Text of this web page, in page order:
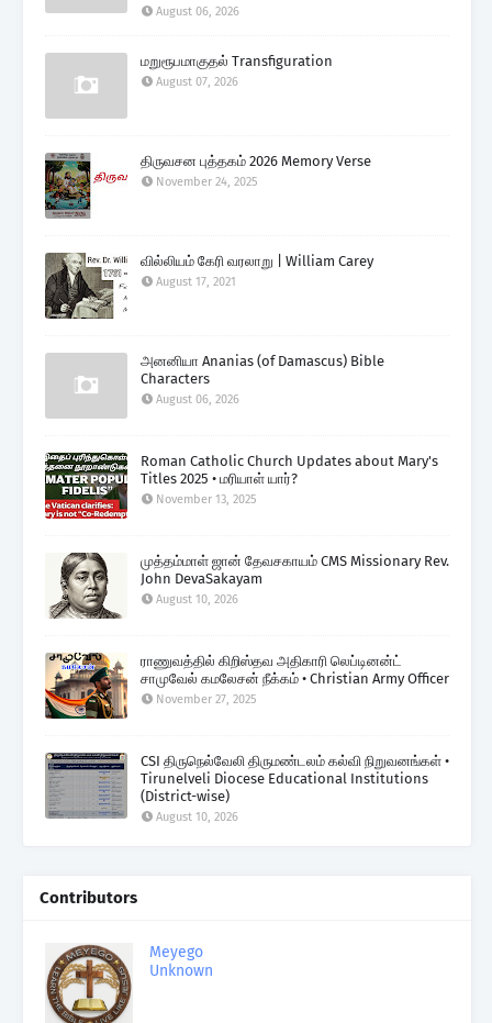
August 06, 2026
மறுரூபமாகுதல் Transfiguration
August 07, 2026
திருவசன புத்தகம் 2026 Memory Verse
November 24, 2025
வில்லியம் கேரி வரலாறு | William Carey
August 17, 2021
அனனியா Ananias (of Damascus) Bible
Characters
August 06, 2026
Roman Catholic Church Updates about Mary's
Titles 2025 • மரியாள் யார்?
November 13, 2025
முத்தம்மாள் ஜான் தேவசகாயம் CMS Missionary Rev.
John DevaSakayam
August 10, 2026
ராணுவத்தில் கிறிஸ்தவ அதிகாரி லெப்டினன்ட்
சாமுவேல் கமலேசன் நீக்கம் • Christian Army Officer
November 27, 2025
CSI திருநெல்வேலி திருமண்டலம் கல்வி நிறுவனங்கள் •
Tirunelveli Diocese Educational Institutions
(District-wise)
August 10, 2026
Contributors
Meyego
Unknown